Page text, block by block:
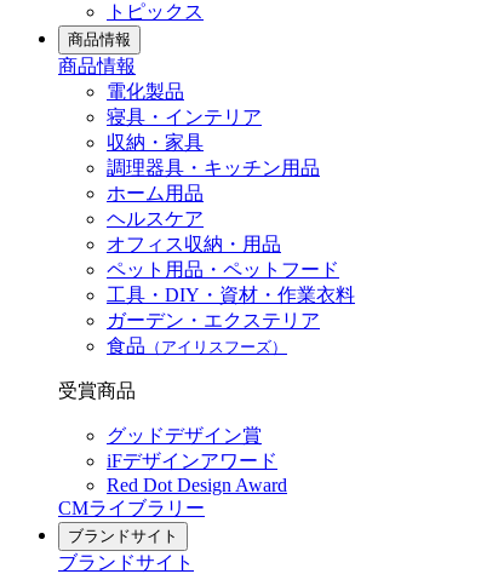
トピックス
商品情報
商品情報
電化製品
寝具・インテリア
収納・家具
調理器具・キッチン用品
ホーム用品
ヘルスケア
オフィス収納・用品
ペット用品・ペットフード
工具・DIY・資材・作業衣料
ガーデン・エクステリア
食品 （アイリスフーズ）
受賞商品
グッドデザイン賞
iFデザインアワード
Red Dot Design Award
CMライブラリー
ブランドサイト
ブランドサイト